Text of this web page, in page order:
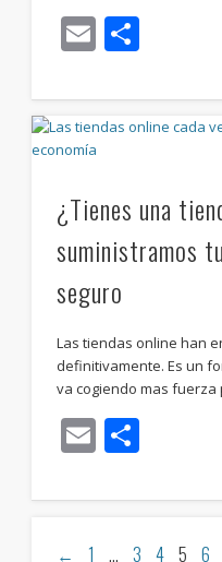
Email
¿Tienes una
suministramos
seguro
Las tiendas online han
definitivamente. Es un
va cogiendo mas
Email
← 1 … 3 4 5 6